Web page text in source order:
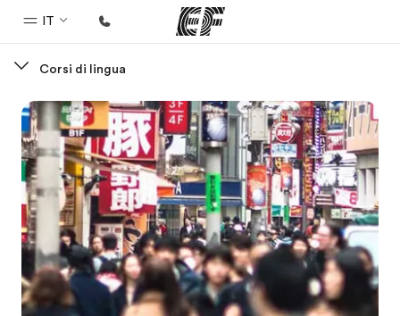
IT
Benvenuto alla EF
Programmi
Vedi la nostra offerta
Uffici
Trova l'ufficio più vicino
Chi siamo
La nostra organizzazione
Corsi di lingua